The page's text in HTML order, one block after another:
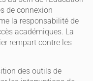
de connexion
la responsabilité de
académiques. La
rempart contre les
des outils de